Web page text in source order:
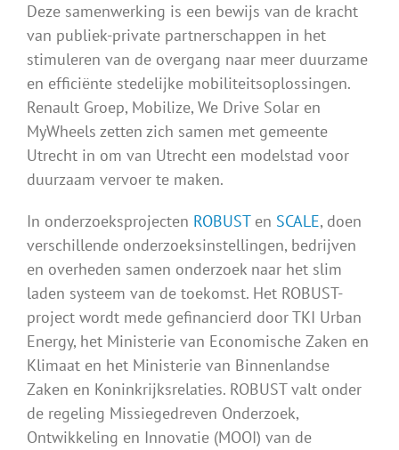
Deze samenwerking is een bewijs van de kracht
van publiek-private partnerschappen in het
stimuleren van de overgang naar meer duurzame
en efficiënte stedelijke mobiliteitsoplossingen.
Renault Groep, Mobilize, We Drive Solar en
MyWheels zetten zich samen met gemeente
Utrecht in om van Utrecht een modelstad voor
duurzaam vervoer te maken.
In onderzoeksprojecten ROBUSTen SCALE, doen
verschillende onderzoeksinstellingen, bedrijven
en overheden samen onderzoek naar het slim
laden systeem van de toekomst. Het ROBUST-
project wordt mede gefinancierd door TKI Urban
Energy, het Ministerie van Economische Zaken en
Klimaat en het Ministerie van Binnenlandse
Zaken en Koninkrijksrelaties. ROBUST valt onder
de regeling Missiegedreven Onderzoek,
Ontwikkeling en Innovatie (MOOI) van de